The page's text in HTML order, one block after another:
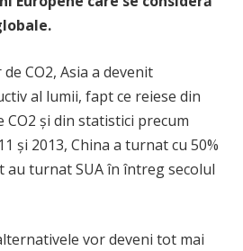
CO2, Asia a devenit
al lumii, fapt ce reiese din
și din statistici precum
și 2013, China a turnat cu 50%
au turnat SUA în întreg secolul
vor deveni tot mai